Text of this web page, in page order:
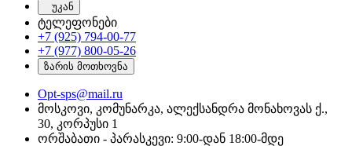
უკან
ტელეფონები
+7 (925) 794-00-77
+7 (977) 800-05-26
ზარის მოთხოვნა
Opt-sps@mail.ru
მოსკოვი, კომუნარკა, ალექსანდრა მონახოვას ქ.,
30, კორპუსი 1
ორშაბათი - პარასკევი: 9:00-დან 18:00-მდე